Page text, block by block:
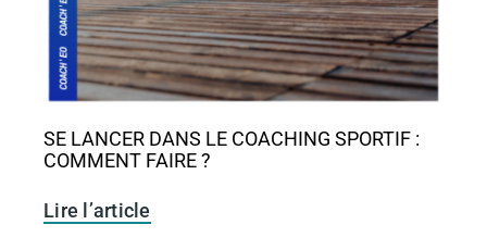
SE LANCER DANS LE COACHING SPORTIF :
COMMENT FAIRE ?
Lire l’article